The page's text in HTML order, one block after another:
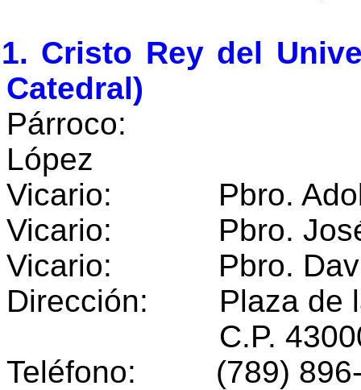
Cristo Rey del
Catedral)
Párroco:
Vicario: Pbro.
Vicario: Pbro. José
Vicario: Pbro. David
Dirección: Plaza de
C.P. 43000
Teléfono: (789) 896-